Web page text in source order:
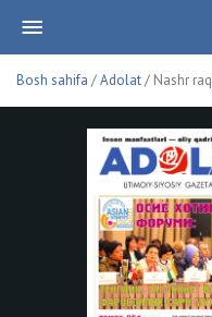
Bosh sahifa /Adolat/ Nashr